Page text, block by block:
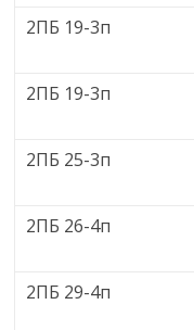
2ПБ 19-3п
2ПБ 19-3п
2ПБ 25-3п
2ПБ 26-4п
2ПБ 29-4п